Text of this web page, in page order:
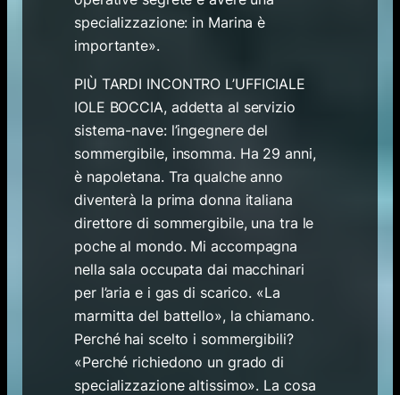
specializzazione: in Marina è
importante».
PIÙ TARDI INCONTRO L’UFFICIALE
IOLE BOCCIA, addetta al servizio
sistema-nave: l’ingegnere del
sommergibile, insomma. Ha 29 anni,
è napoletana. Tra qualche anno
diventerà la prima donna italiana
direttore di sommergibile, una tra le
poche al mondo. Mi accompagna
nella sala occupata dai macchinari
per l’aria e i gas di scarico. «La
marmitta del battello», la chiamano.
Perché hai scelto i sommergibili?
«Perché richiedono un grado di
specializzazione altissimo». La cosa